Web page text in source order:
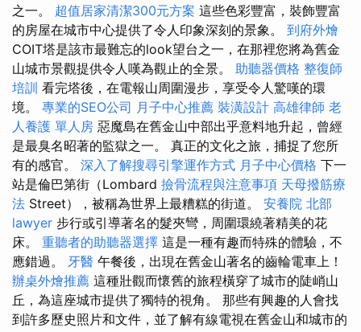
之一。 超值居家清潔300元方案 這些色彩豐富，裝飾豐富
的房屋在城市中心提供了令人印象深刻的景象。 到府外燴
COIT塔是該市最難忘的look望台之一，在那裡您將為舊金
山城市景觀提供令人嘆為觀止的全景。 助聽器價格 整復師
培訓 看完塔後，在電報山周圍漫步，享受令人驚嘆的環
境。 專業的SEO公司 月子中心推薦 裝潢設計 高雄律師 老
人養護 單人房 惡魔島在舊金山中部出乎意料地升起，曾經
是最臭名昭著的監獄之一。 真正的文化之旅，捕捉了您所
有的感官。 深入了解搜尋引擎運作方式 月子中心價格 下一
站是倫巴第街（Lombard 撿骨流程與注意事項 天母撥筋療
法 Street），被稱為世界上最糟糕的街道。 安養院 北部
lawyer 步行或引導著名的髮夾彎，周圍環繞著精美的花
床。 重聽者的助聽器選擇 這是一種有趣而特殊的體驗，不
應錯過。 牙醫 午餐後，出現在舊金山著名的齒輪電車上！
辦桌外燴推薦 這種壯觀而懷舊的旅程橫穿了城市的陡峭山
丘，為這座城市提供了獨特的視角。 那些有興趣的人會找
到許多歷史照片和文件，並了解有線電視在舊金山和城市的